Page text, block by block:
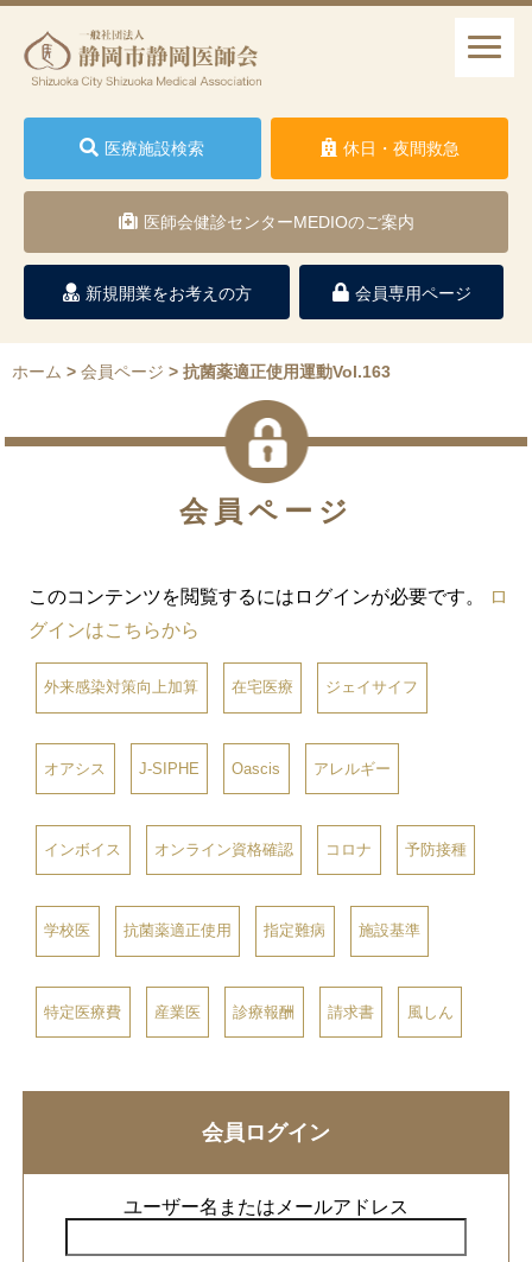
新規開業をお考えの方 会員専用ページ
医療施設検索 休日・夜間救急
医師会健診センターMEDIOのご案内
ホーム > 会員ページ > 抗菌薬適正使用運動Vol.163
会員ページ
このコンテンツを閲覧するにはログインが必要です。
ロ
グインはこちらから
外来感染対策向上加算 在宅医療 ジェイサイフ
オアシス J-SIPHE Oascis アレルギー
インボイス オンライン資格確認 コロナ 予防接種
学校医 抗菌薬適正使用 指定難病 施設基準
特定医療費 産業医 診療報酬 請求書 風しん
会員ログイン
ユーザー名またはメールアドレス